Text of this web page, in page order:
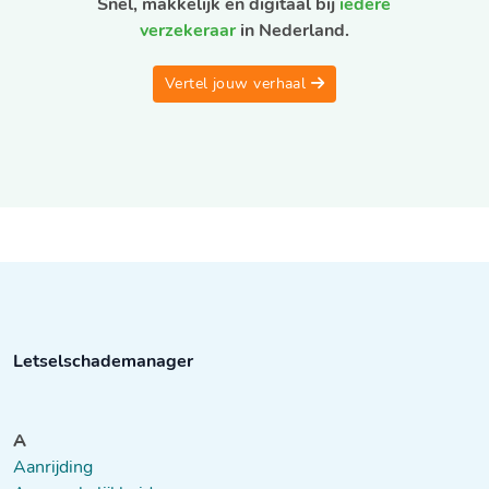
verzekeraarin Nederland.
Vertel jouw verhaal
Letselschademanager
A
Aanrijding